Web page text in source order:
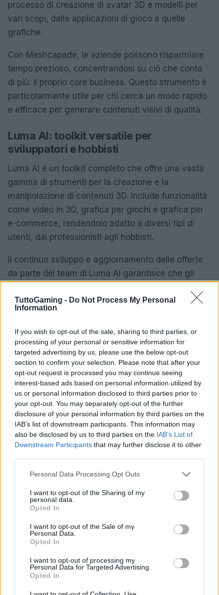
TuttoGaming - Do Not Process My Personal
Information
If you wish to opt-out of the sale, sharing to third parties, or
processing of your personal or sensitive information for
targeted advertising by us, please use the below opt-out
section to confirm your selection. Please note that after your
opt-out request is processed you may continue seeing
interest-based ads based on personal information utilized by
us or personal information disclosed to third parties prior to
your opt-out. You may separately opt-out of the further
disclosure of your personal information by third parties on the
IAB’s list of downstream participants. This information may
also be disclosed by us to third parties on the IAB’s List of
Downstream Participants that may further disclose it to other
Please note that this website/app uses one or more Google
not limited to your visit or usage behaviour. You may click to
grant or deny consent to Google and its third-party tags to
use your data for below specified purposes in below Google
consent section.
Personal Data Processing Opt Outs
I want to opt-out of the Sharing of my
personal data.
Opted In
I want to opt-out of the Sale of my
Personal Data.
Opted In
I want to opt-out of processing my
Personal Data for Targeted Advertising.
Opted In
processo di creazione di avatar 3D e modelli per
vari scopi, dalle applicazioni di gioco a quelle
grafiche.
Con Meshcapade, le aziende possono risparmiare
tempo prezioso, concentrandosi su ciò che conta
di più: il proprio core business. Questo strumento è
particolarmente utile per chi cerca un modo rapido
e efficace per generare contenuti visivi di qualità.
Luma AI: toolkit versatile per
sviluppatori e hobbisti
Luma AI è un toolkit completo che offre una vasta
gamma di strumenti per la creazione e la
manipolazione di contenuti 3D. Include funzionalità
come video in 3D, grafica per giochi e grafica per
e-commerce, rendendolo adatto a diversi tipi di
utenti, dai professionisti agli hobbisti.
Il continuo sviluppo e aggiornamento delle offerte
da parte del team di Luma AI garantisce che gli
tecnologie. Questa piattaforma rappresenta una
oltre i confini della creatività nel mondo 3D.
RODIN: creazione di avatar 3D realistici
RODIN si sta affermando come uno dei principali
generatori di avatar 2D a 3D, semplificando
drasticamente un processo che una volta
richiedeva tempo e competenze avanzate. Questo
strumento utilizza informazioni come immagini del
cliente per generare avatar 3D realistici, offrendo
Questa tecnologia è particolarmente utile per chi
desidera creare personaggi 3D autentici e
personalizzati, rendendo RODIN uno strumento
Avaturn: infrastruttura per la creazione
di avatar
Avaturn rappresenta un’autentica innovazione nel
campo della creazione di avatar. Questo sistema